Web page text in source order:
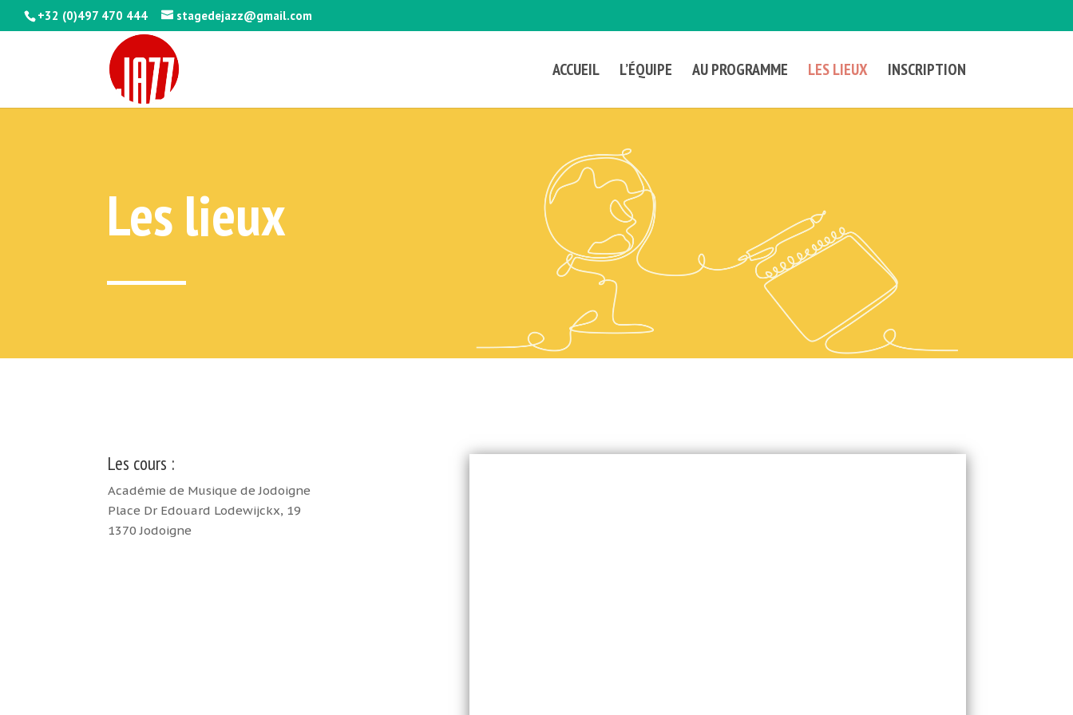
+32 (0)497 470 444 stagedejazz@gmail.com
ACCUEIL L’ÉQUIPE AU PROGRAMME LES LIEUX INSCRIPTION
Les lieux
Les cours :
Académie de Musique de Jodoigne
Place Dr Edouard Lodewijckx, 19
1370 Jodoigne